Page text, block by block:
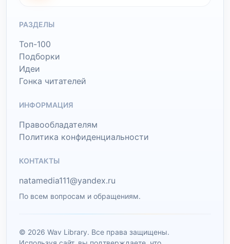
РАЗДЕЛЫ
Топ-100
Подборки
Идеи
Гонка читателей
ИНФОРМАЦИЯ
Правообладателям
Политика конфиденциальности
КОНТАКТЫ
natamedia111@yandex.ru
По всем вопросам и обращениям.
© 2026 Wav Library. Все права защищены.